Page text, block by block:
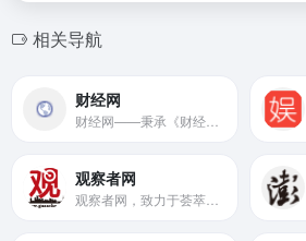
相关导航
财经网
观察者网